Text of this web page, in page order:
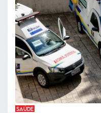
SAÚDE